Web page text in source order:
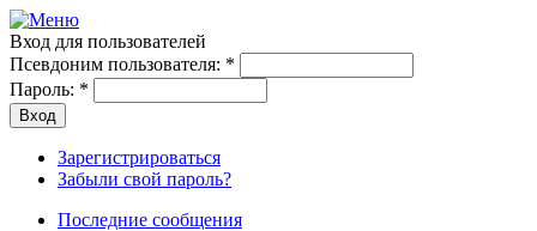
Вход для пользователей
Псевдоним пользователя: *
Пароль: *
Зарегистрироваться
Забыли свой пароль?
Последние сообщения